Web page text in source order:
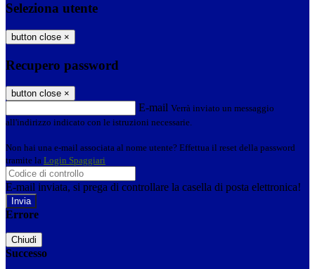
Seleziona utente
button close ×
Recupero password
button close ×
E-mail Verrà inviato un messaggio
all'indirizzo indicato con le istruzioni necessarie.
Non hai una e-mail associata al nome utente? Effettua il reset della password
tramite la Login Spaggiari
E-mail inviata, si prega di controllare la casella di posta elettronica!
Errore
Chiudi
Successo